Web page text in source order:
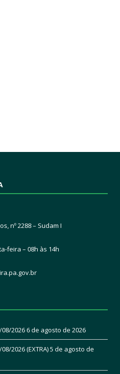
nº 2288 – Sudam I
feira – 08h às 14h
gov.br
08/20266 de agosto de 2026
2026 (EXTRA)5 de agosto de